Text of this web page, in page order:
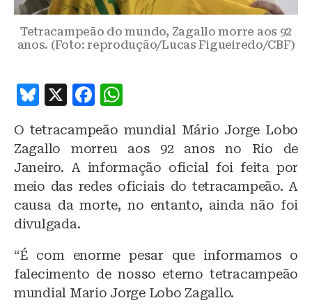
Tetracampeão do mundo, Zagallo morre aos 92
anos. (Foto: reprodução/Lucas Figueiredo/CBF)
B
e
s
k
y
X
F
c
e
b
o
k
at
s
A
p
O tetracampeão mundial Mário Jorge Lobo
Zagallo morreu aos 92 anos no Rio de
Janeiro. A informação oficial foi feita por
meio das redes oficiais do tetracampeão. A
causa da morte, no entanto, ainda não foi
divulgada.
“É com enorme pesar que informamos o
falecimento de nosso eterno tetracampeão
mundial Mario Jorge Lobo Zagallo.